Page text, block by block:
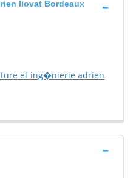
liovat Bordeaux
et ing�nierie adrien